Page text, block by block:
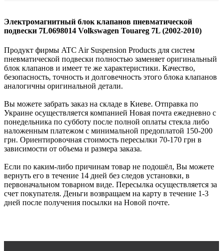
Электромагнитный блок клапанов пневматической
подвески 7L0698014 Volkswagen Touareg 7L (2002-2010)
Продукт фирмы ATC Air Suspension Products для систем
пневматической подвески полностью заменяет оригинальный
блок клапанов и имеет те же характеристики. Качество,
безопасность, точность и долговечность этого блока клапанов
аналогичны оригинальной детали.
Вы можете забрать заказ на складе в Киеве. Отправка по
Украине осуществляется компанией Новая почта ежедневно с
понедельника по субботу после полной оплаты стекла либо
наложенным платежом с минимальной предоплатой 150-200
грн. Ориентировочная стоимость пересылки 70-170 грн в
зависимости от объема и размера заказа.
Если по каким-либо причинам товар не подошёл, Вы можете
вернуть его в течение 14 дней без следов установки, в
первоначальном товарном виде. Пересылка осуществляется за
счет покупателя. Деньги возвращаем на карту в течение 1-3
дней после получения посылки на Новой почте.